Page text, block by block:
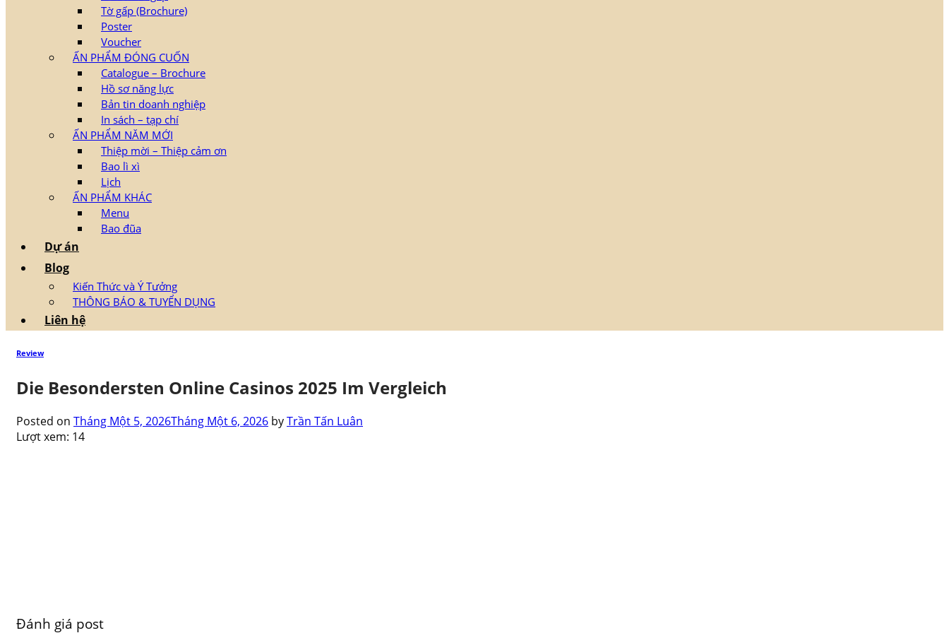
Tờ gấp (Brochure)
Poster
Voucher
ẤN PHẨM ĐÓNG CUỐN
Catalogue – Brochure
Hồ sơ năng lực
Bản tin doanh nghiệp
In sách – tạp chí
ẤN PHẨM NĂM MỚI
Thiệp mời – Thiệp cảm ơn
Bao lì xì
Lịch
ẤN PHẨM KHÁC
Menu
Bao đũa
Dự án
Blog
Kiến Thức và Ý Tưởng
THÔNG BÁO & TUYỂN DỤNG
Liên hệ
Review
Die Besondersten Online Casinos 2025 Im Vergleich
Posted on Tháng Một 5, 2026Tháng Một 6, 2026 byTrần Tấn Luân
Lượt xem: 14
Đánh giá post